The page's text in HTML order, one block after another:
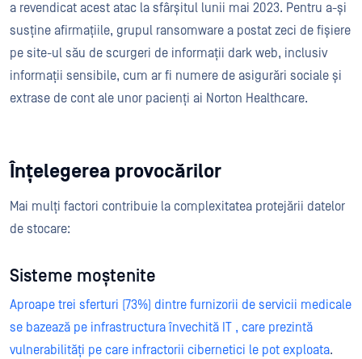
a revendicat acest atac la sfârșitul lunii mai 2023. Pentru a-și
susține afirmațiile, grupul ransomware a postat zeci de fișiere
pe site-ul său de scurgeri de informații dark web, inclusiv
informații sensibile, cum ar fi numere de asigurări sociale și
extrase de cont ale unor pacienți ai Norton Healthcare.
Înțelegerea provocărilor
Mai mulți factori contribuie la complexitatea protejării datelor
de stocare:
Sisteme moștenite
Aproape trei sferturi (73%) dintre furnizorii de servicii medicale
se bazează pe infrastructura învechită IT , care prezintă
vulnerabilități pe care infractorii cibernetici le pot exploata.